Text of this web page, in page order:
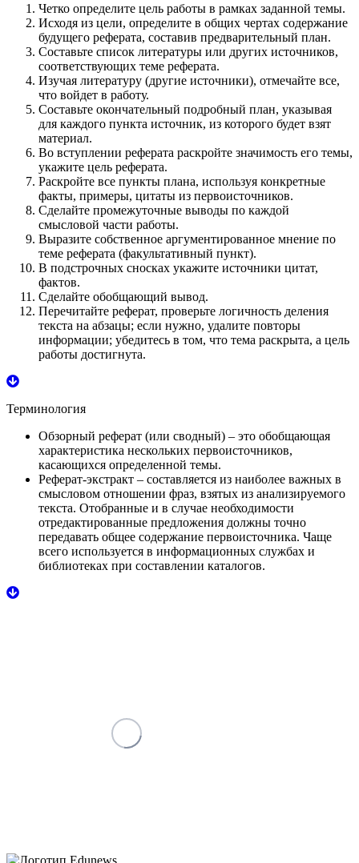
Четко определите цель работы в рамках заданной темы.
Исходя из цели, определите в общих чертах содержание
будущего реферата, составив предварительный план.
Составьте список литературы или других источников,
соответствующих теме реферата.
Изучая литературу (другие источники), отмечайте все,
что войдет в работу.
Составьте окончательный подробный план, указывая
для каждого пункта источник, из которого будет взят
материал.
Во вступлении реферата раскройте значимость его темы,
укажите цель реферата.
Раскройте все пункты плана, используя конкретные
факты, примеры, цитаты из первоисточников.
Сделайте промежуточные выводы по каждой
смысловой части работы.
Выразите собственное аргументированное мнение по
теме реферата (факультативный пункт).
В подстрочных сносках укажите источники цитат,
фактов.
Сделайте обобщающий вывод.
Перечитайте реферат, проверьте логичность деления
текста на абзацы; если нужно, удалите повторы
информации; убедитесь в том, что тема раскрыта, а цель
работы достигнута.
Терминология
Обзорный реферат (или сводный) – это обобщающая
характеристика нескольких первоисточников,
касающихся определенной темы.
Реферат-экстракт – составляется из наиболее важных в
смысловом отношении фраз, взятых из анализируемого
текста. Отобранные и в случае необходимости
отредактированные предложения должны точно
передавать общее содержание первоисточника. Чаще
всего используется в информационных службах и
библиотеках при составлении каталогов.